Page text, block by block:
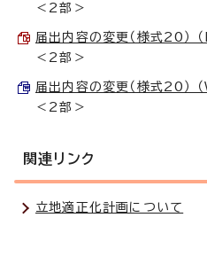
＜2部＞
届出内容の変更（様式20）
＜2部＞
届出内容の変更（様式20）
＜2部＞
関連リンク
立地適正化計画について